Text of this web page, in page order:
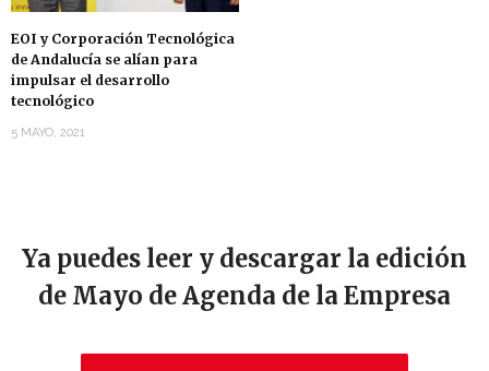
EOI y Corporación Tecnológica
de Andalucía se alían para
impulsar el desarrollo
tecnológico
5 MAYO, 2021
Ya puedes leer y descargar la edición
de Mayo de Agenda de la Empresa